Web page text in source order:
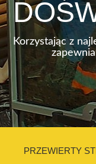
Korzystając z
PRZEWIERTY